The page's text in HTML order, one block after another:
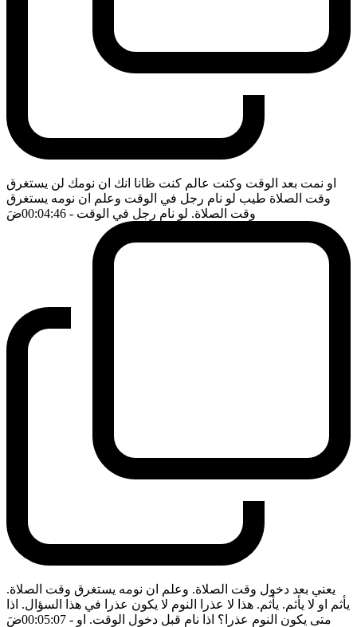
او نمت بعد الوقت وكنت عالم كنت ظانا انك ان نومك لن يستغرق
وقت الصلاة طيب لو نام رجل في الوقت وعلم ان نومه يستغرق
وقت الصلاة. لو نام رجل في الوقت - 00:04:46 ضَ
يعني بعد دخول وقت الصلاة. وعلم ان نومه يستغرق وقت الصلاة.
يأثم او لا يأثم. يأثم. هذا لا عذرا النوم لا يكون عذرا في هذا السؤال. اذا
متى يكون النوم عذرا؟ اذا نام قبل دخول الوقت. او - 00:05:07 ضَ